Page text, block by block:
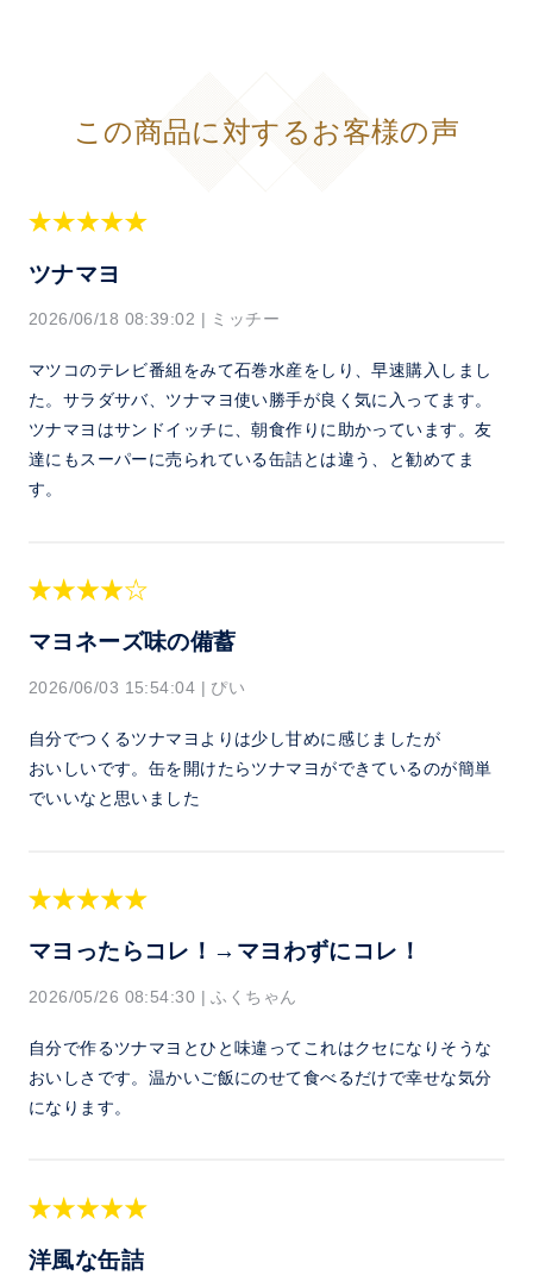
この商品に対するお客様の声
ツナマヨ
2026/06/18 08:39:02 | ミッチー
マツコのテレビ番組をみて石巻水産をしり、早速購入しまし
た。サラダサバ、ツナマヨ使い勝手が良く気に入ってます。
ツナマヨはサンドイッチに、朝食作りに助かっています。友
達にもスーパーに売られている缶詰とは違う、と勧めてま
す。
マヨネーズ味の備蓄
2026/06/03 15:54:04 | ぴい
自分でつくるツナマヨよりは少し甘めに感じましたが
おいしいです。缶を開けたらツナマヨができているのが簡単
でいいなと思いました
マヨったらコレ！→マヨわずにコレ！
2026/05/26 08:54:30 | ふくちゃん
自分で作るツナマヨとひと味違ってこれはクセになりそうな
おいしさです。温かいご飯にのせて食べるだけで幸せな気分
になります。
洋風な缶詰